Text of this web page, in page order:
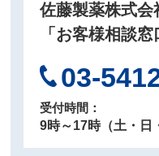
佐藤製薬株式会
「お客様相談窓
03-
受付時間：
9時～17時（⼟・⽇